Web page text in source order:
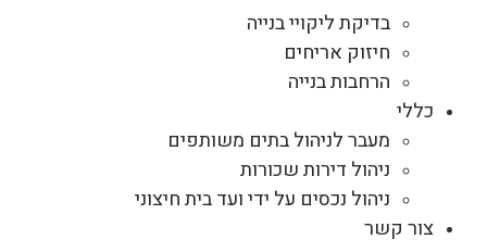
בדיקת ליקויי בנייה
חיזוק אריחים
הרחבות בנייה
כללי
מעבר לניהול בתים משותפים
ניהול דירות שכורות
ניהול נכסים על ידי ועד בית חיצוני
צור קשר